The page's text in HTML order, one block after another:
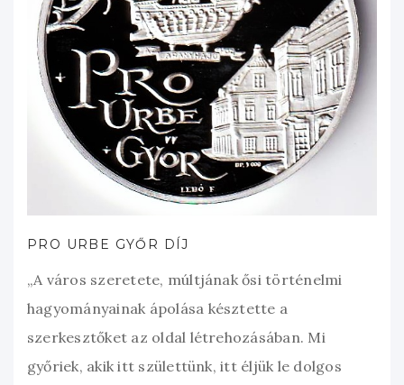
PRO URBE GYŐR DÍJ
„A város szeretete, múltjának ősi történelmi
hagyományainak ápolása késztette a
szerkesztőket az oldal létrehozásában. Mi
győriek, akik itt születtünk, itt éljük le dolgos